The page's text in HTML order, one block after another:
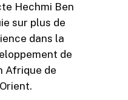
Hechmi Ben
sur plus de
dans la
de
Afrique de